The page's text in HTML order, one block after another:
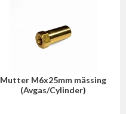
Mutter M6x25mm mässing
(Avgas/Cylinder)